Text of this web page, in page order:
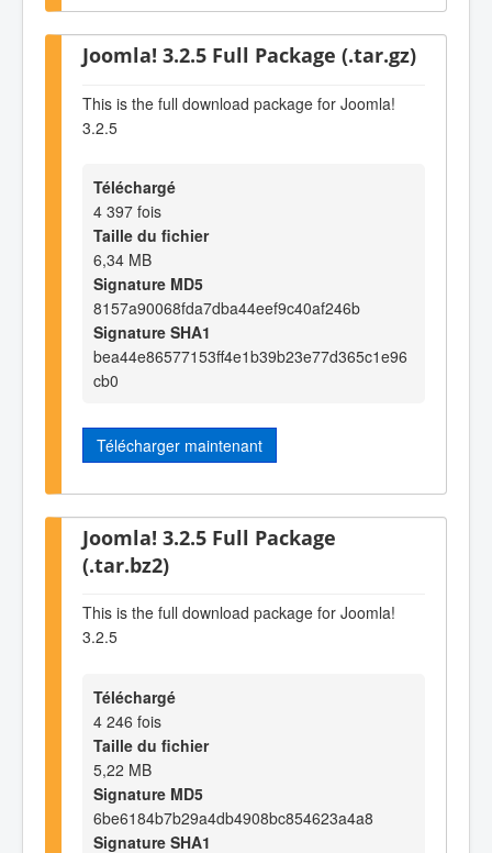
Joomla! 3.2.5 Full Package (.tar.gz)
This is the full download package for Joomla!
3.2.5
Téléchargé
4 397 fois
Taille du fichier
6,34 MB
Signature MD5
8157a90068fda7dba44eef9c40af246b
Signature SHA1
bea44e86577153ff4e1b39b23e77d365c1e96
cb0
Télécharger maintenant
Joomla! 3.2.5 Full Package
(.tar.bz2)
This is the full download package for Joomla!
3.2.5
Téléchargé
4 246 fois
Taille du fichier
5,22 MB
Signature MD5
6be6184b7b29a4db4908bc854623a4a8
Signature SHA1